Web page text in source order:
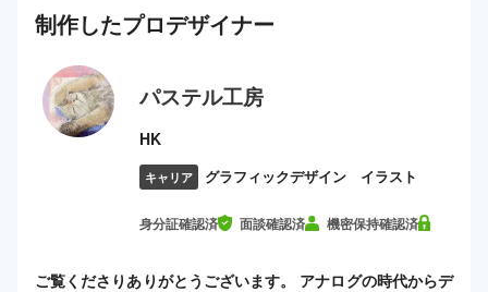
制作したプロデザイナー
パステル工房
HK
キャリア グラフィックデザイン イラスト
身分証確認済 面談確認済 機密保持確認済
ご覧くださりありがとうございます。 アナログの時代からデ